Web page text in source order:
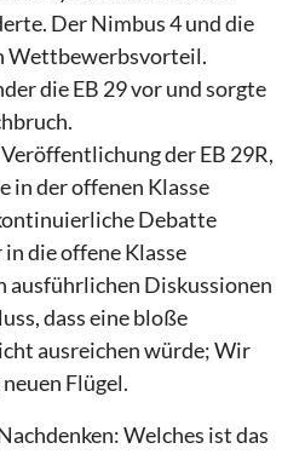
Der Nimbus 4 und die
Wettbewerbsvorteil.
die EB 29 vor und sorgte
der EB 29R,
in der offenen Klasse
Debatte
die offene Klasse
ausführlichen Diskussionen
dass eine bloße
ausreichen würde; Wir
Flügel.
Welches ist das